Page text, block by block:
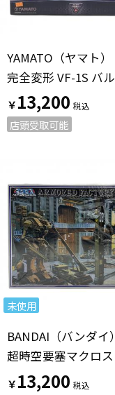
YAMATO（ヤマト）
￥13,200
店頭受取可能
未使用
BANDAI（バンダイ）
￥13,200